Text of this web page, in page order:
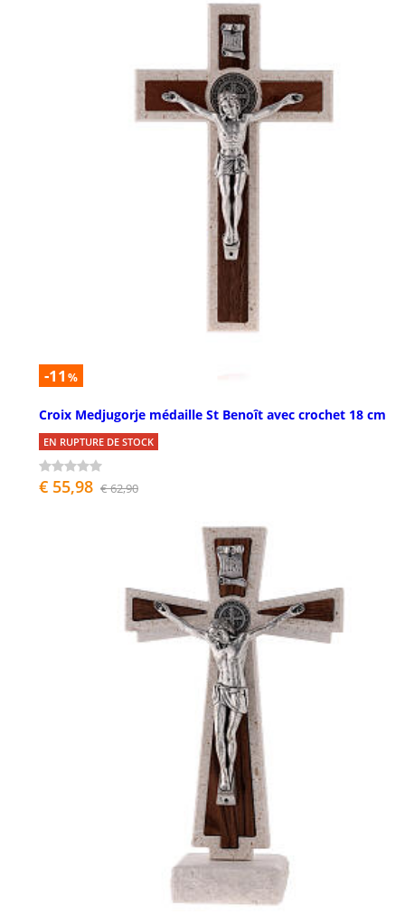
-11 %
Croix Medjugorje médaille St Benoît avec crochet 18 cm
EN RUPTURE DE STOCK
€ 55,98 € 62,90